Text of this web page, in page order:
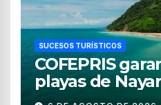
SUCESOS TURÍSTICOS
COFEPRIS
playas de
para uso